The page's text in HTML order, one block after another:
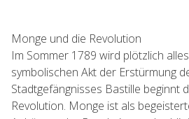
Monge und die Revolution
Im Sommer 1789 wird plötzlich
symbolischen Akt der Erstürmung
Stadtgefängnisses Bastille beginnt
Revolution. Monge ist als